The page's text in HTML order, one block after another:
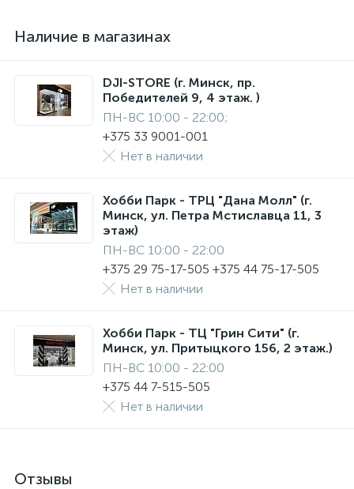
Наличие в магазинах
DJI-STORE (г. Минск, пр.
Победителей 9, 4 этаж. )
ПН-ВС 10:00 - 22:00;
+375 33 9001-001
Нет в наличии
Хобби Парк - ТРЦ "Дана Молл" (г.
Минск, ул. Петра Мстиславца 11, 3
этаж)
ПН-ВС 10:00 - 22:00
+375 29 75-17-505 +375 44 75-17-505
Нет в наличии
Хобби Парк - ТЦ "Грин Сити" (г.
Минск, ул. Притыцкого 156, 2 этаж.)
ПН-ВС 10:00 - 22:00
+375 44 7-515-505
Нет в наличии
Отзывы